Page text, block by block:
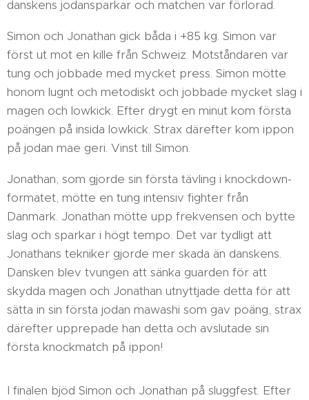
danskens jodansparkar och matchen var förlorad.
Simon och Jonathan gick båda i +85 kg. Simon var
först ut mot en kille från Schweiz. Motståndaren var
tung och jobbade med mycket press. Simon mötte
honom lugnt och metodiskt och jobbade mycket slag i
magen och lowkick. Efter drygt en minut kom första
poängen på insida lowkick. Strax därefter kom ippon
på jodan mae geri. Vinst till Simon.
Jonathan, som gjorde sin första tävling i knockdown-
formatet, mötte en tung intensiv fighter från
Danmark. Jonathan mötte upp frekvensen och bytte
slag och sparkar i högt tempo. Det var tydligt att
Jonathans tekniker gjorde mer skada än danskens.
Dansken blev tvungen att sänka guarden för att
skydda magen och Jonathan utnyttjade detta för att
sätta in sin första jodan mawashi som gav poäng, strax
därefter upprepade han detta och avslutade sin
första knockmatch på ippon!
I finalen bjöd Simon och Jonathan på sluggfest. Efter